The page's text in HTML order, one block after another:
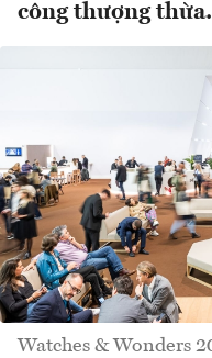
công thượng
Watches & Wonders